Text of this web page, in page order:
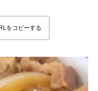
をコピーする